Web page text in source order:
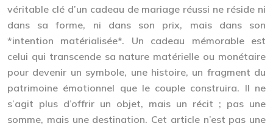
véritable clé d’un cadeau de mariage réussi ne réside ni
dans sa forme, ni dans son prix, mais dans son
*intention matérialisée*. Un cadeau mémorable est
celui qui transcende sa nature matérielle ou monétaire
pour devenir un symbole, une histoire, un fragment du
patrimoine émotionnel que le couple construira. Il ne
s’agit plus d’offrir un objet, mais un récit ; pas une
somme, mais une destination. Cet article n’est pas une